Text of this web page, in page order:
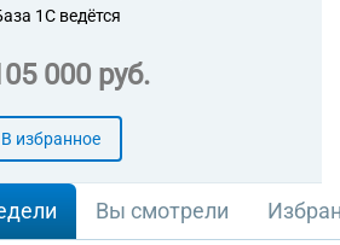
1С ведётся
000 руб.
В избранное
Вы смотрели